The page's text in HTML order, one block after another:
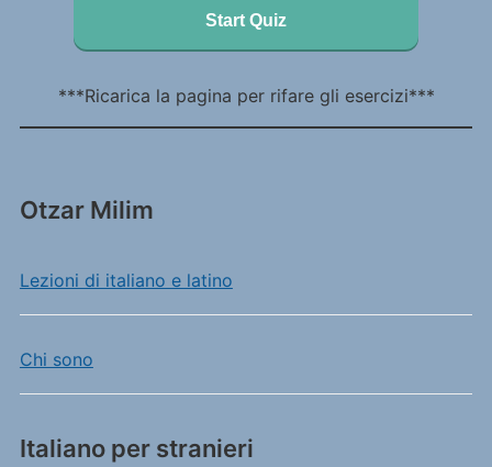
Otzar Milim
Lezioni di italiano e latino
Chi sono
Italiano per stranieri
Start Quiz
***Ricarica la pagina per rifare gli esercizi***